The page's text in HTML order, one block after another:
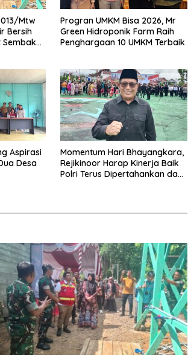
Mtw
Bersih
Sembako
Progran UMKM Bisa 2026, Mr
Green Hidroponik Farm Raih
Penghargaan 10 UMKM Terbaik
Aspirasi
Desa
Momentum Hari Bhayangkara,
Rejikinoor Harap Kinerja Baik
Polri Terus Dipertahankan dan